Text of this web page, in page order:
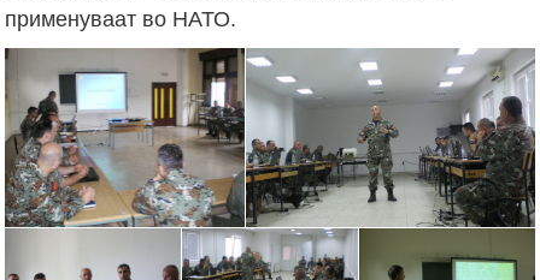
применуваат во НАТО.